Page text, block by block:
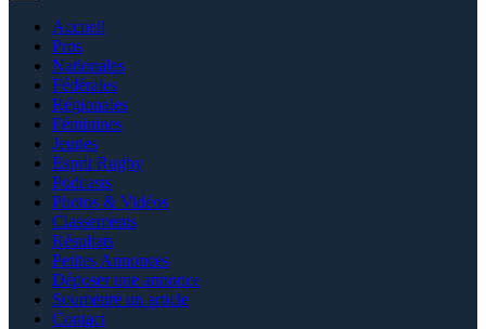
Accueil
Pros
Nationales
Fédérales
Régionales
Féminines
Jeunes
Esprit Rugby
Podcasts
Photos & Vidéos
Classements
Résultats
Petites Annonces
Déposer une annonce
Soumettre un article
Contact